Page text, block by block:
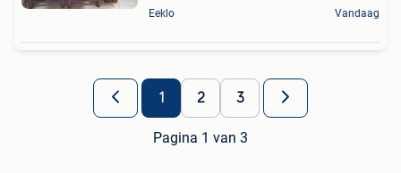
Eeklo Vandaag
1 2 3
Pagina 1 van 3